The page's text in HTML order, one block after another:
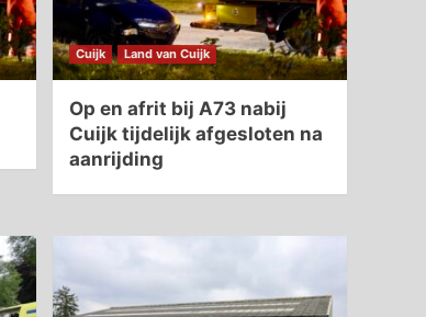
Cuijk Land van Cuijk
Op en afrit bij A73 nabij
Cuijk tijdelijk afgesloten na
aanrijding